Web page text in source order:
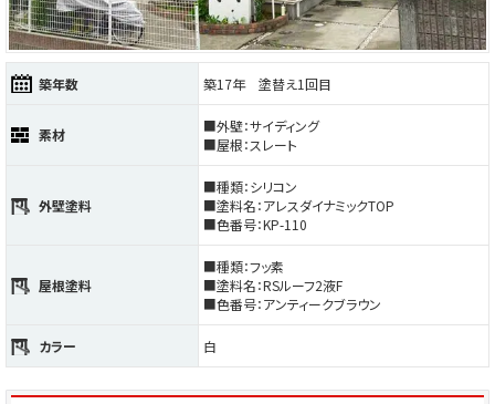
築年数 築17年 塗替え1回目
素材
■外壁：サイディング
■屋根：スレート
外壁塗料
■種類：シリコン
■塗料名：アレスダイナミックTOP
■色番号：KP-110
屋根塗料
■種類：フッ素
■塗料名：RSルーフ2液F
■色番号：アンティークブラウン
カラー 白